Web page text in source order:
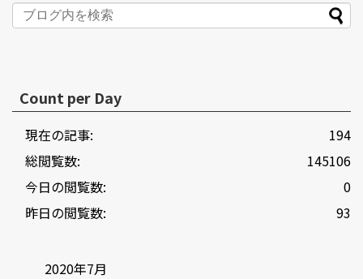
Count per Day
194
現在の記事:
145106
総閲覧数:
0
今日の閲覧数:
93
昨日の閲覧数:
2020年7月